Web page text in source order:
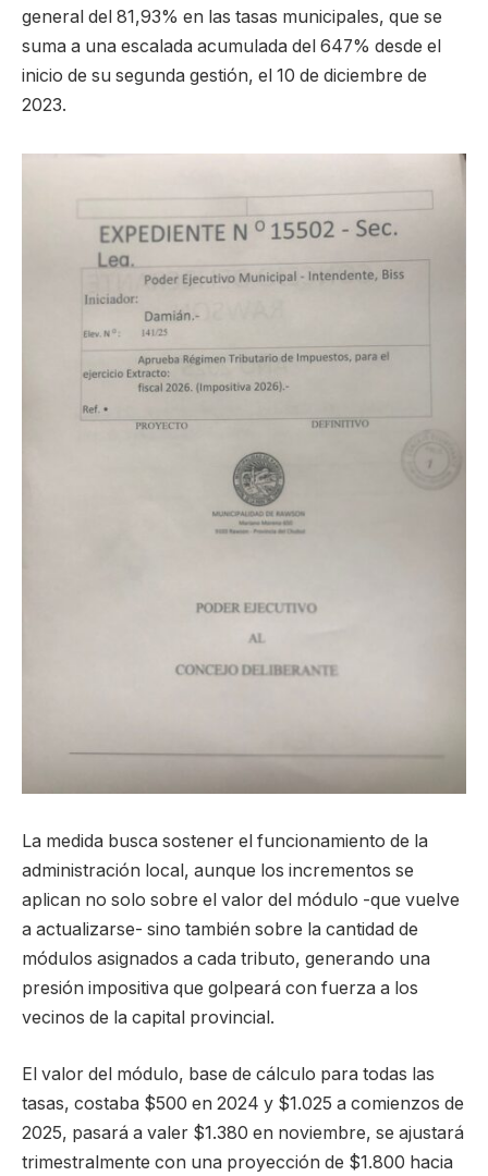
general del 81,93% en las tasas municipales, que se
suma a una escalada acumulada del 647% desde el
inicio de su segunda gestión, el 10 de diciembre de
2023.
La medida busca sostener el funcionamiento de la
administración local, aunque los incrementos se
aplican no solo sobre el valor del módulo -que vuelve
a actualizarse- sino también sobre la cantidad de
módulos asignados a cada tributo, generando una
presión impositiva que golpeará con fuerza a los
vecinos de la capital provincial.
El valor del módulo, base de cálculo para todas las
tasas, costaba $500 en 2024 y $1.025 a comienzos de
2025, pasará a valer $1.380 en noviembre, se ajustará
trimestralmente con una proyección de $1.800 hacia